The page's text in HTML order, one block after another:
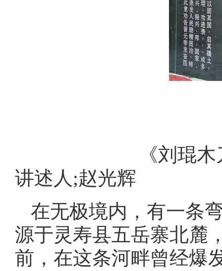
《刘琨木刀沟
讲述人;赵光辉
在无极境内，有一条
源于灵寿县五岳寨北麓
前，在这条河畔曾经爆